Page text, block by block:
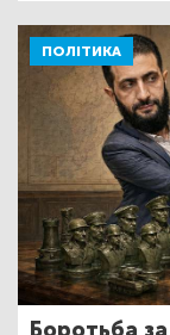
ПОЛІТИКА